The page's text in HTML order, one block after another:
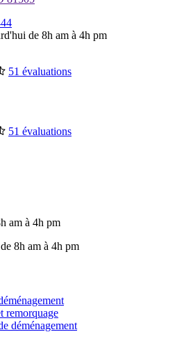
de 8h am à 4h pm
51 évaluations
51 évaluations
am à 4h pm
8h am à 4h pm
remorquage
déménagement